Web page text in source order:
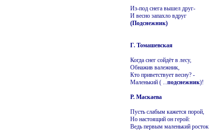
Из-под снега вышел друг-
И весно запахло вдруг
(Подснежник)
Г. Томашевская
Когда снег сойдёт в лесу,
Обнажив валежник,
Кто приветствует весну? -
Маленький ( ... подснежник)!
Р. Маскаева
Пусть слабым кажется порой,
Но настоящий он герой:
Ведь первым маленький росток